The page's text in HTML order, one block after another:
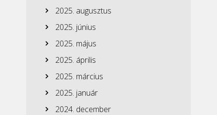
2025. augusztus
2025. június
2025. május
2025. április
2025. március
2025. január
2024. december